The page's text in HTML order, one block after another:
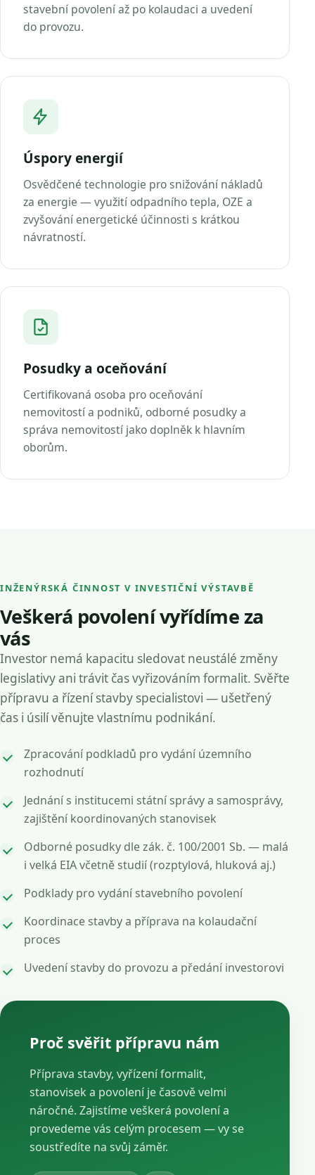
stavební povolení až po kolaudaci a uvedení
do provozu.
Úspory energií
Osvědčené technologie pro snižování nákladů
za energie — využití odpadního tepla, OZE a
zvyšování energetické účinnosti s krátkou
návratností.
Posudky a oceňování
Certifikovaná osoba pro oceňování
nemovitostí a podniků, odborné posudky a
správa nemovitostí jako doplněk k hlavním
oborům.
INŽENÝRSKÁ ČINNOST V INVESTIČNÍ VÝSTAVBĚ
Veškerá povolení vyřídíme za
vás
Investor nemá kapacitu sledovat neustálé změny
legislativy ani trávit čas vyřizováním formalit. Svěřte
přípravu a řízení stavby specialistovi — ušetřený
čas i úsilí věnujte vlastnímu podnikání.
Zpracování podkladů pro vydání územního
rozhodnutí
Jednání s institucemi státní správy a samosprávy,
zajištění koordinovaných stanovisek
Odborné posudky dle zák. č. 100/2001 Sb. — malá
i velká EIA včetně studií (rozptylová, hluková aj.)
Podklady pro vydání stavebního povolení
Koordinace stavby a příprava na kolaudační
proces
Uvedení stavby do provozu a předání investorovi
Proč svěřit přípravu nám
Příprava stavby, vyřízení formalit,
stanovisek a povolení je časově velmi
náročné. Zajistíme veškerá povolení a
provedeme vás celým procesem — vy se
soustředíte na svůj záměr.